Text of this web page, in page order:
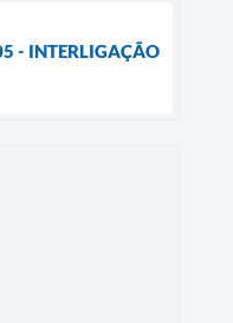
- INTERLIGAÇÃO